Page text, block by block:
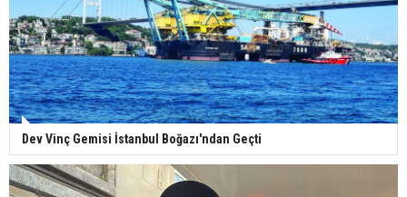
Dev Vinç Gemisi İstanbul Boğazı'ndan Geçti